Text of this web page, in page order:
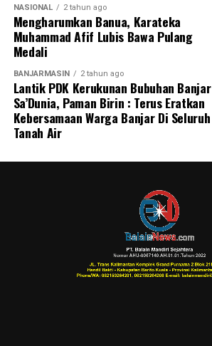
NASIONAL 2 tahun ago
Mengharumkan Banua, Karateka
Muhammad Afif Lubis Bawa Pulang
Medali
BANJARMASIN 2 tahun ago
Lantik PDK Kerukunan Bubuhan Banjar
Sa’Dunia, Paman Birin : Terus Eratkan
Kebersamaan Warga Banjar Di Seluruh
Tanah Air